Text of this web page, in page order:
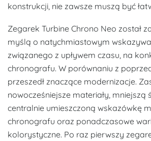
konstrukcji, nie zawsze muszą być
Zegarek Turbine Chrono Neo został
myślą o natychmiastowym
związanego z upływem czasu, na
chronografu. W porównaniu z
przeszedł znaczące modernizacje.
nowocześniejsze materiały, mniejszą
centralnie umieszczoną wskazówkę
chronografu oraz ponadczasowe
kolorystyczne. Po raz pierwszy